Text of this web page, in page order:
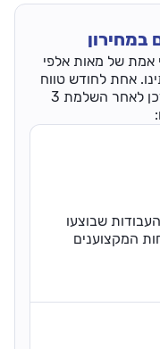
במחירון
אמת של מאות אלפי
אחת לחודש טווח
המחיר המומלץ לכל עבודה מתעדכן לאחר השלמת 3
שבוצעו
המקצוענים